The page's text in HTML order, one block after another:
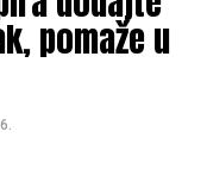
Share
pomaže u